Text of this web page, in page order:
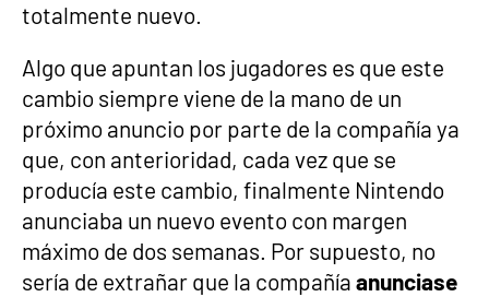
totalmente nuevo.
Algo que apuntan los jugadores es que este
cambio siempre viene de la mano de un
próximo anuncio por parte de la compañía ya
que, con anterioridad, cada vez que se
producía este cambio, finalmente Nintendo
anunciaba un nuevo evento con margen
máximo de dos semanas. Por supuesto, no
sería de extrañar que la compañía anunciase